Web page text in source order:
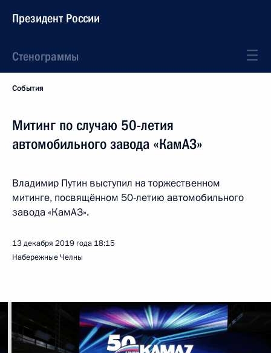
Президент России
Стенограммы
События
Митинг по случаю 50-летия
автомобильного завода «КамАЗ»
Владимир Путин выступил на торжественном
митинге, посвящённом 50-летию автомобильного
завода «КамАЗ».
13 декабря 2019 года 18:15
Набережные Челны